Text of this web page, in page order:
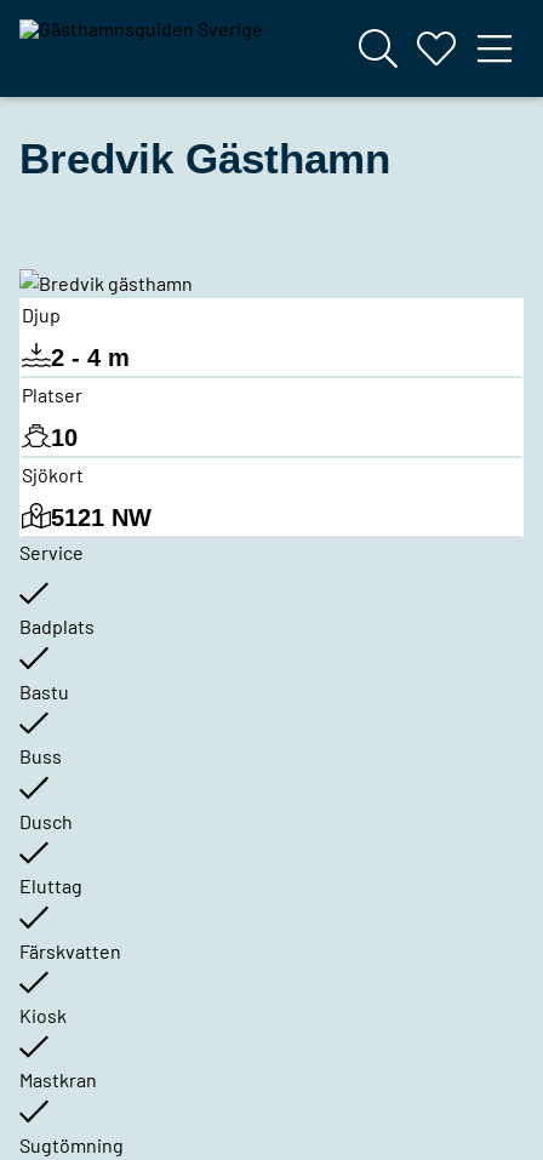
Bredvik Gästhamn
Djup
2 - 4 m
Platser
10
Sjökort
5121 NW
Service
Badplats
Bastu
Buss
Dusch
Eluttag
Färskvatten
Kiosk
Mastkran
Sugtömning